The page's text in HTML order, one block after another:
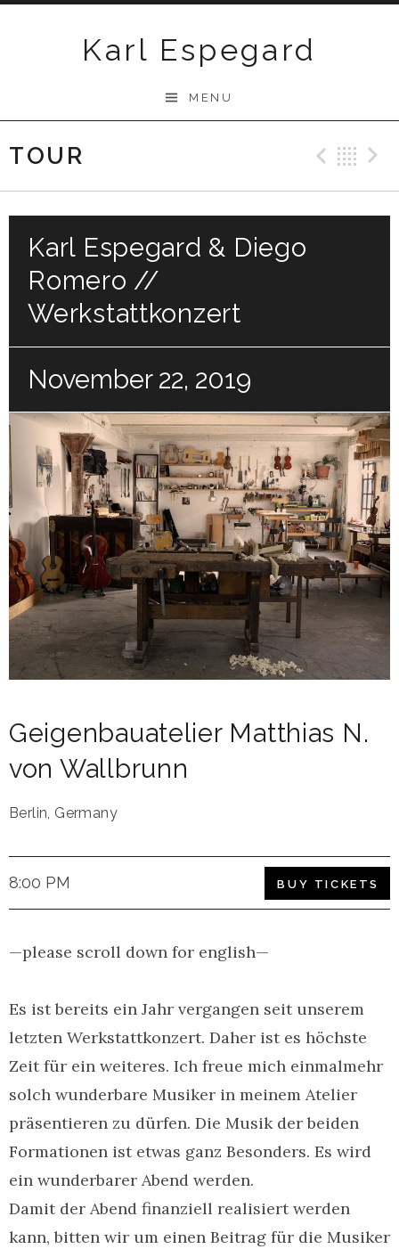
Karl Espegard
MENU
TOUR
Karl Espegard & Diego
Romero //
Werkstattkonzert
November 22, 2019
Geigenbauatelier Matthias N.
von Wallbrunn
Berlin, Germany
8:00 PM BUY TICKETS
—please scroll down for english—
Es ist bereits ein Jahr vergangen seit unserem
letzten Werkstattkonzert. Daher ist es höchste
Zeit für ein weiteres. Ich freue mich einmalmehr
solch wunderbare Musiker in meinem Atelier
präsentieren zu dürfen. Die Musik der beiden
Formationen ist etwas ganz Besonders. Es wird
ein wunderbarer Abend werden.
Damit der Abend finanziell realisiert werden
kann, bitten wir um einen Beitrag für die Musiker